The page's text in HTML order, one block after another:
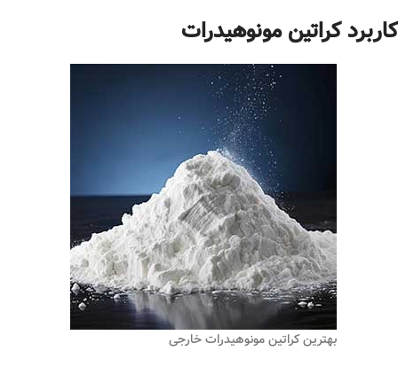
کاربرد کراتین مونوهیدرات
بهترین کراتین مونوهیدرات خارجی